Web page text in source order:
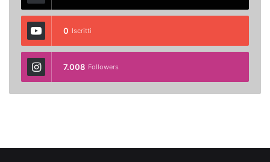
0 Iscritti
7.008 Followers